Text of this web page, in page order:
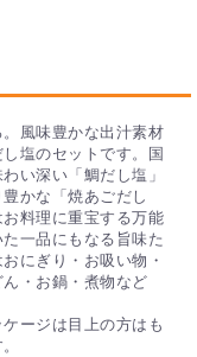
風味豊かな出汁素材
塩のセットです。国
い深い「鯛だし塩」
かな「焼あごだし
料理に重宝する万能
一品にもなる旨味た
にぎり・お吸い物・
・お鍋・煮物など
ージは目上の方はも